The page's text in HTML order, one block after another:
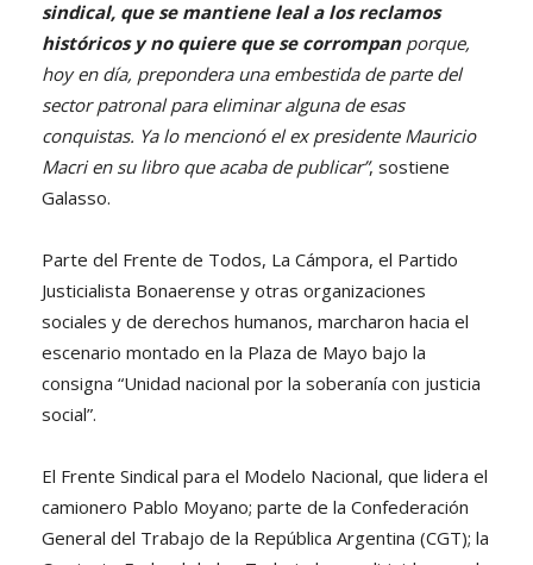
sindical, que se mantiene leal a los reclamos
históricos y no quiere que se corrompanporque,
hoy en día, prepondera una embestida de parte del
sector patronal para eliminar alguna de esas
conquistas. Ya lo mencionó el ex presidente Mauricio
Macri en su libro que acaba de publicar”, sostiene
Galasso.
Parte del Frente de Todos, La Cámpora, el Partido
Justicialista Bonaerense y otras organizaciones
sociales y de derechos humanos, marcharon hacia el
escenario montado en la Plaza de Mayo bajo la
consigna “Unidad nacional por la soberanía con justicia
social”.
El Frente Sindical para el Modelo Nacional, que lidera el
camionero Pablo Moyano; parte de la Confederación
General del Trabajo de la República Argentina (CGT); la